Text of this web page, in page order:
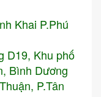
Khai P.Phú
D19, Khu phố
Bình Dương
P.Tân